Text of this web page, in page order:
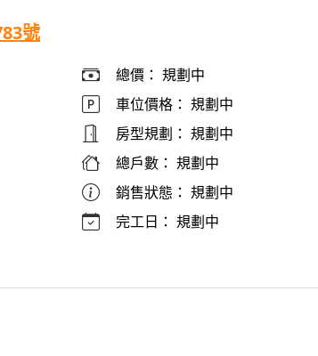
號
總價： 規劃中
車位價格： 規劃中
房型規劃： 規劃中
總戶數： 規劃中
銷售狀態： 規劃中
完工日： 規劃中